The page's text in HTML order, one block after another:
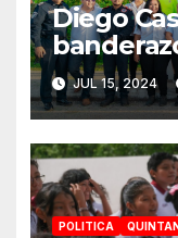
Diego
2024
JUL 15, 2024
POLITICA